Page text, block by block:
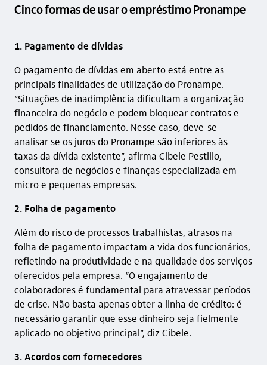
Cinco formas de usar o empréstimo Pronampe
1. Pagamento de dívidas
O pagamento de dívidas em aberto está entre as
principais finalidades de utilização do Pronampe.
“Situações de inadimplência dificultam a organização
financeira do negócio e podem bloquear contratos e
pedidos de financiamento. Nesse caso, deve-se
analisar se os juros do Pronampe são inferiores às
taxas da dívida existente”, afirma Cibele Pestillo,
consultora de negócios e finanças especializada em
micro e pequenas empresas.
2. Folha de pagamento
Além do risco de processos trabalhistas, atrasos na
folha de pagamento impactam a vida dos funcionários,
refletindo na produtividade e na qualidade dos serviços
oferecidos pela empresa. “O engajamento de
colaboradores é fundamental para atravessar períodos
de crise. Não basta apenas obter a linha de crédito: é
necessário garantir que esse dinheiro seja fielmente
aplicado no objetivo principal”, diz Cibele.
3. Acordos com fornecedores